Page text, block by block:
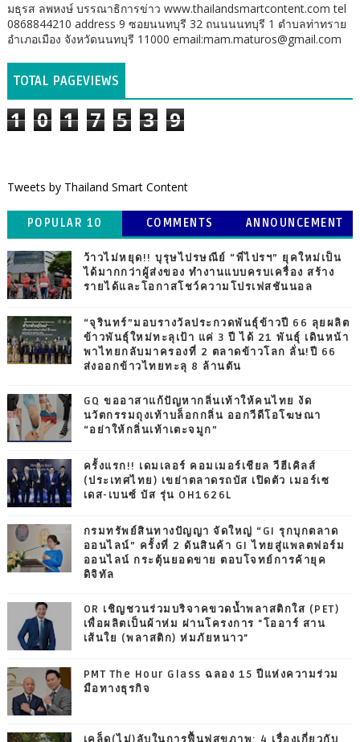
มธุรส ลพหงษ์ บรรณาธิการข่าว www.thailandsmartcontent.com tel
0868844210 address 9 ซอยนนทบุรี 32 ถนนนนทบุรี 1 ตำบลท่าทราย
อำเภอเมือง จังหวัดนนทบุรี 11000 email:mam.maturos@gmail.com
TOTAL PAGEVIEWS
1 0 1 7 5 3 9
Tweets by Thailand Smart Content
POPULAR 10 COMMENTS ANNOUNCEMENT
ว้าวไม่หยุด!! บุรุษไปรษณีย์ “พี่ไปรฯ” ยุคใหม่เป็น
ได้มากกว่าผู้ส่งของ ทำงานแบบครบเครื่อง สร้าง
รายได้และโอกาสโชว์ความโปรเฟสชันนอล
“จุรินทร์”มอบรางวัลประกวดพันธุ์ข้าวปี 66 ลุยผลิต
ข้าวพันธุ์ใหม่ทะลุเป้า แค่ 3 ปี ได้ 21 พันธุ์ เดินหน้า
พาไทยกลับมาครองที่ 2 ตลาดข้าวโลก ลั่น!ปี 66
ส่งออกข้าวไทยทะลุ 8 ล้านตัน
GQ ขออาสาแก้ปัญหากลิ่นเท้าให้คนไทย งัด
นวัตกรรมถุงเท้าบล็อกกลิ่น ออกวีดีโอโฆษณา
“อย่าให้กลิ่นเท้าเตะจมูก”
ครั้งแรก!! เดมเลอร์ คอมเมอร์เชียล วีฮีเคิลส์
(ประเทศไทย) เขย่าตลาดรถบัส เปิดตัว เมอร์เซ
เดส-เบนซ์ บัส รุ่น OH1626L
กรมทรัพย์สินทางปัญญา จัดใหญ่ “GI รุกบุกตลาด
ออนไลน์” ครั้งที่ 2 ดันสินค้า GI ไทยสู่แพลตฟอร์ม
ออนไลน์ กระตุ้นยอดขาย ตอบโจทย์การค้ายุค
ดิจิทัล
OR เชิญชวนร่วมบริจาคขวดน้ำพลาสติกใส (PET)
เพื่อผลิตเป็นผ้าห่ม ผ่านโครงการ "โออาร์ สาน
เส้นใย (พลาสติก) ห่มภัยหนาว"
PMT The Hour Glass ฉลอง 15 ปีแห่งความร่วม
มือทางธุรกิจ